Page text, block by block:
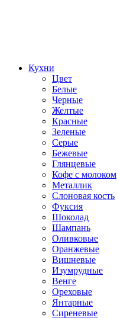
Кухни
Цвет
Белые
Черные
Желтые
Красные
Зеленые
Серые
Бежевые
Глянцевые
Кофе с молоком
Металлик
Слоновая кость
Фуксия
Шоколад
Шампань
Оливковые
Оранжевые
Вишневые
Изумрудные
Венге
Ореховые
Янтарные
Сиреневые